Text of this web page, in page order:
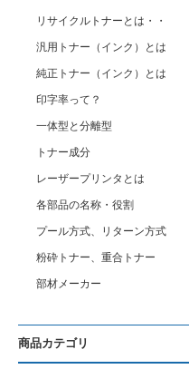
リサイクルトナーとは・・
汎用トナー（インク）とは
純正トナー（インク）とは
印字率って？
一体型と分離型
トナー成分
レーザープリンタとは
各部品の名称・役割
プール方式、リターン方式
粉砕トナー、重合トナー
部材メーカー
商品カテゴリ